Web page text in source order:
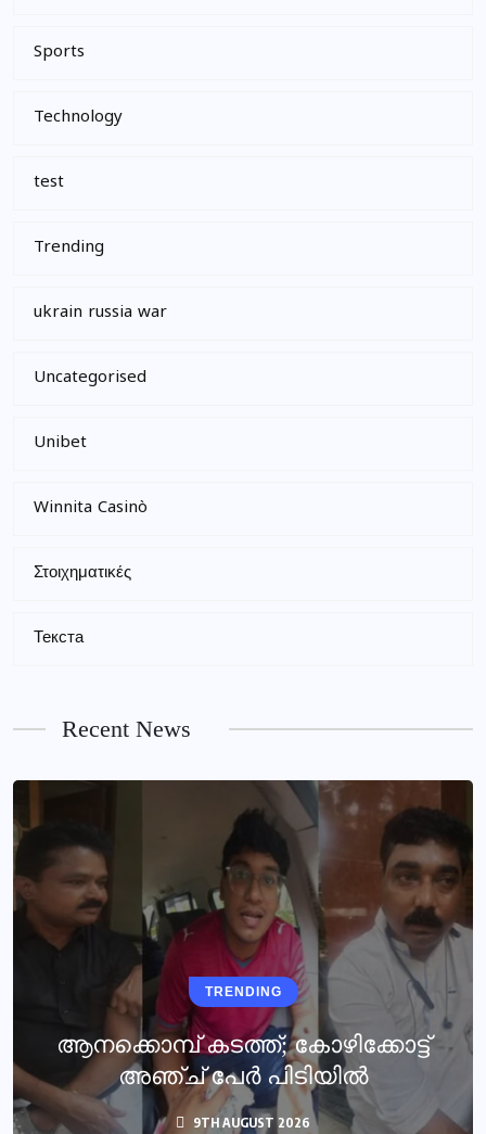
Sports
Technology
test
Trending
ukrain russia war
Uncategorised
Unibet
Winnita Casinò
Στοιχηματικές
Текста
Recent News
TRENDING
ആനക്കൊമ്പ് കടത്ത്; കോഴിക്കോട്ട്
അഞ്ച് പേർ പിടിയിൽ
9TH AUGUST 2026